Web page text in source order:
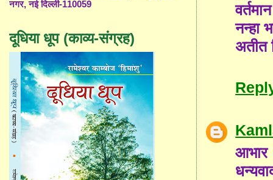
नन्हा
अतीत
नगर, नई दिल्ली-110059
दूधिया धूप (काव्य-संग्रह)